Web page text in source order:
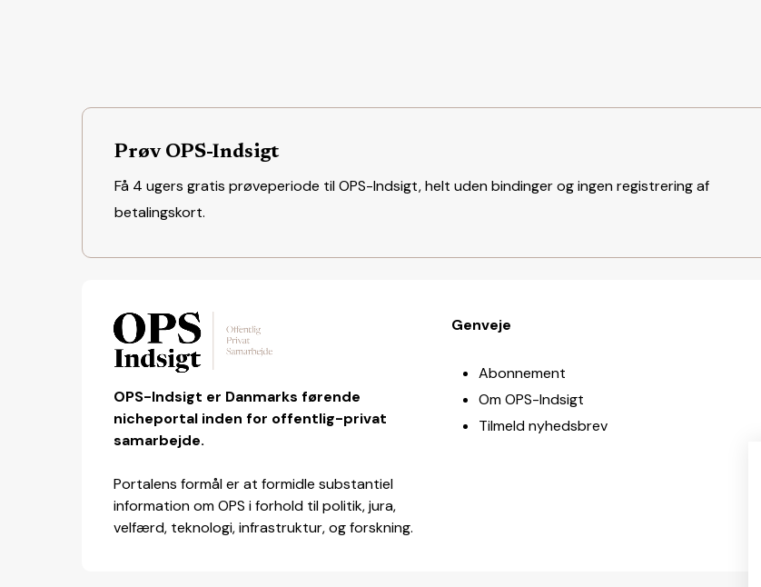
Prøv OPS-Indsigt
Få 4 ugers gratis prøveperiode til OPS-Indsigt, helt uden bindinger og ingen registrering af
betalingskort.
OPS-Indsigt er Danmarks førende
nicheportal inden for offentlig-privat
samarbejde.
Portalens formål er at formidle substantiel
information om OPS i forhold til politik, jura,
velfærd, teknologi, infrastruktur, og forskning.
Genveje
Abonnement
Om OPS-Indsigt
Tilmeld nyhedsbrev